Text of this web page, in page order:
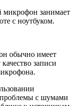
занимает
с ноутбуком.
обычно имеет
записи
проблемы с шумами